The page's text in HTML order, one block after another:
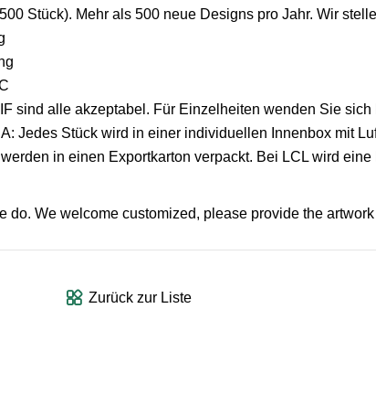
Stück). Mehr als 500 neue Designs pro Jahr. Wir
sind alle akzeptabel. Für Einzelheiten wenden Sie
Jedes Stück wird in einer individuellen Innenbox mit
in einen Exportkarton verpackt. Bei LCL wird
do. We welcome customized, please provide the
Zurück zur Liste